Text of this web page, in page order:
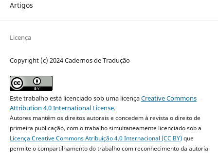
Artigos
Licença
Copyright (c) 2024 Cadernos de Tradução
Este trabalho está licenciado sob uma licençaCreative Commons
Attribution 4.0 International License.
Autores mantêm os direitos autorais e concedem à revista o direito de
primeira publicação, com o trabalho simultaneamente licenciado sob a
Licença Creative Commons Atribuição 4.0 Internacional (CC BY)que
permite o compartilhamento do trabalho com reconhecimento da autoria